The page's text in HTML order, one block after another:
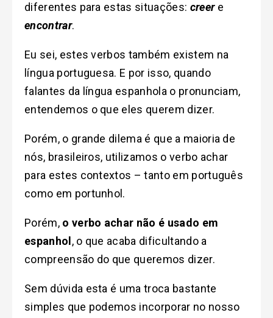
diferentes para estas situações: creer e
encontrar.
Eu sei, estes verbos também existem na
língua portuguesa. E por isso, quando
falantes da língua espanhola o pronunciam,
entendemos o que eles querem dizer.
Porém, o grande dilema é que a maioria de
nós, brasileiros, utilizamos o verbo achar
para estes contextos – tanto em português
como em portunhol.
Porém, o verbo achar não é usado em
espanhol , o que acaba dificultando a
compreensão do que queremos dizer.
Sem dúvida esta é uma troca bastante
simples que podemos incorporar no nosso